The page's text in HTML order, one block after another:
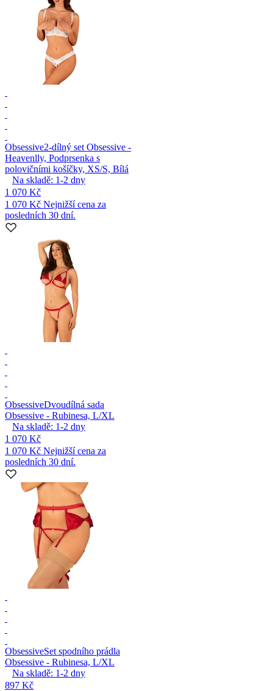
Obsessive2-dílný set Obsessive -
Heavenlly, Podprsenka s
polovičními košíčky, XS/S, Bílá
Na skladě: 1-2 dny
1 070 Kč
1 070 Kč Nejnižší cena za
posledních 30 dní.
ObsessiveDvoudílná sada
Obsessive - Rubinesa, L/XL
Na skladě: 1-2 dny
1 070 Kč
1 070 Kč Nejnižší cena za
posledních 30 dní.
ObsessiveSet spodního prádla
Obsessive - Rubinesa, L/XL
Na skladě: 1-2 dny
897 Kč